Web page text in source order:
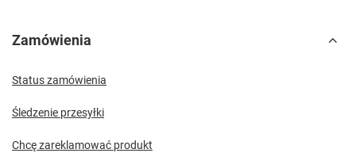
Zamówienia
Status zamówienia
Śledzenie przesyłki
Chcę zareklamować produkt